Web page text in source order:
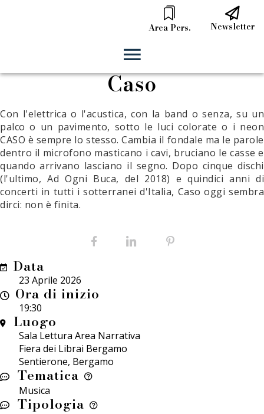
Area Pers. Newsletter
Caso
Con l'elettrica o l'acustica, con la band o senza, su un
palco o un pavimento, sotto le luci colorate o i neon
CASO è sempre lo stesso. Cambia il fondale ma le parole
dentro il microfono masticano i cavi, bruciano le casse e
quando arrivano lasciano il segno. Dopo cinque dischi
(l'ultimo, Ad Ogni Buca, del 2018) e quindici anni di
concerti in tutti i sotterranei d'Italia, Caso oggi sembra
dirci: non è finita.
Facebook LinkedIn
Data
23 Aprile 2026
Ora di inizio
19:30
Luogo
Sala Lettura Area Narrativa
Fiera dei Librai Bergamo
Sentierone, Bergamo
Tematica
Musica
Tipologia